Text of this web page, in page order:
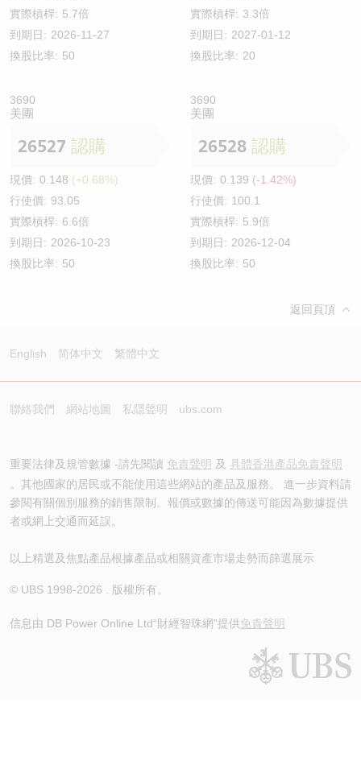
實際槓桿: 5.7倍
到期日: 2026-11-27
換股比率: 50
實際槓桿: 3.3倍
到期日: 2027-01-12
換股比率: 20
3690
美團
26527 認購
現價: 0.148 (+0.68%)
行使價: 93.05
實際槓桿: 6.6倍
到期日: 2026-10-23
換股比率: 50
3690
美團
26528 認購
現價: 0.139 (-1.42%)
行使價: 100.1
實際槓桿: 5.9倍
到期日: 2026-12-04
換股比率: 50
返回頁頂
English 简体中文 繁體中文
聯絡我們 網站地圖 私隱聲明 ubs.com
重要法律及規管數據 -請先閱讀 免責聲明 及 具體香港產品免責聲明
。其他國家的居民或不能使用這些網站的產品及服務。 進一步資料請
參閱有關個別服務的銷售限制。報價或數據的傳送可能因為數據提供
者或網上交通而延誤。
以上精選及焦點產品根據產品或相關資產市場走勢而篩選展示
© UBS 1998-2026 . 版權所有。
信息由 DB Power Online Ltd“財經智珠網”提供免責聲明